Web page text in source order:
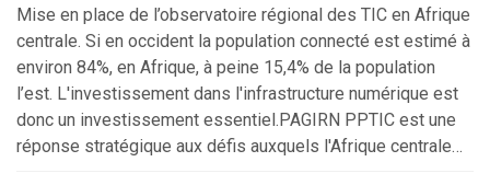
Mise en place de l’observatoire régional des TIC en Afrique
centrale. Si en occident la population connecté est estimé à
environ 84%, en Afrique, à peine 15,4% de la population
l’est. L'investissement dans l'infrastructure numérique est
donc un investissement essentiel.PAGIRN PPTIC est une
réponse stratégique aux défis auxquels l'Afrique centrale…